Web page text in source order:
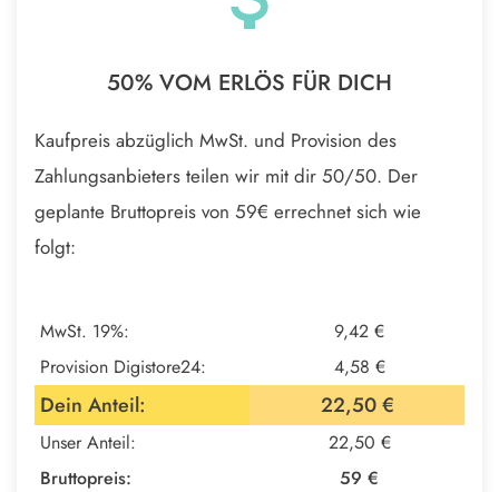
50% VOM ERLÖS FÜR DICH
Kaufpreis abzüglich MwSt. und Provision des
Zahlungsanbieters teilen wir mit dir 50/50. Der
geplante Bruttopreis von 59€ errechnet sich wie
folgt:
MwSt. 19%:
9,42 €
Provision Digistore24:
4,58 €
Dein Anteil: 22,50 €
Unser Anteil:
22,50 €
Bruttopreis:
59 €